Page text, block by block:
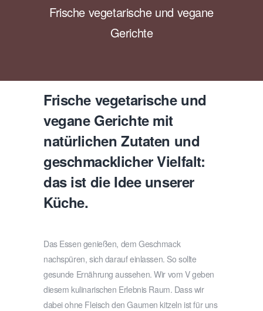
Frische vegetarische und vegane
Gerichte
Frische vegetarische und
vegane Gerichte mit
natürlichen Zutaten und
geschmacklicher Vielfalt:
das ist die Idee unserer
Küche.
Das Essen genießen, dem Geschmack
nachspüren, sich darauf einlassen. So sollte
gesunde Ernährung aussehen. Wir vom V geben
diesem kulinarischen Erlebnis Raum. Dass wir
dabei ohne Fleisch den Gaumen kitzeln ist für uns